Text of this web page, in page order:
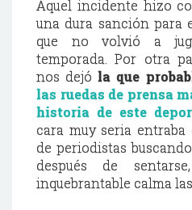
Aquel incidente hizo
una dura sanción para
que no volvió a
temporada. Por otra
nos dejóla que
las ruedas de prensa
historia de este
cara muy seria
de periodistas
después de
inquebrantable calma